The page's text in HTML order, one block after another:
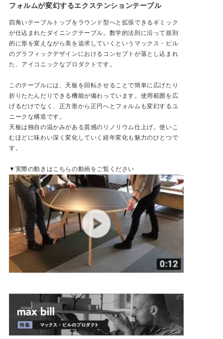
フォルムが変幻するエクステンションテーブル
四角いテーブルトップをラウンド型へと拡張できるギミック
が仕込まれたダイニングテーブル。数学的法則に沿って規則
的に形を変えながら美を追求していくというマックス・ビル
のグラフィックデザインにおけるコンセプトが落とし込まれ
た、アイコニックなプロダクトです。
このテーブルには、天板を回転させることで簡単に広げたり
折りたたんだりできる機能が備わっています。使用範囲を広
げるだけでなく、正方形から正円へとフォルムも変幻するユ
ニークな構造です。
天板は独自の温かみがある質感のリノリウム仕上げ。使いこ
むほどに味わい深く変化していく経年変化も魅力のひとつで
す。
▼実際の動きはこちらの動画をご覧ください